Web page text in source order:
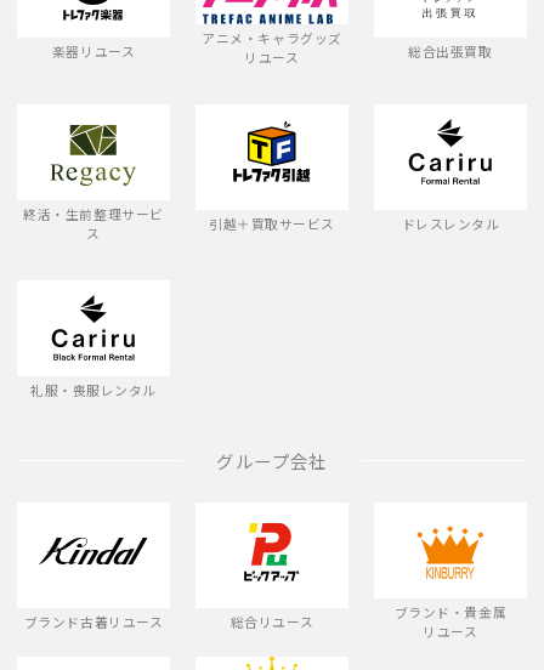
楽器リユース
アニメ・キャラグッズ
リユース
総合出張買取
終活・生前整理サービ
ス
引越＋買取サービス ドレスレンタル
礼服・喪服レンタル
グループ会社
ブランド古着リユース 総合リユース
ブランド・貴金属
リユース